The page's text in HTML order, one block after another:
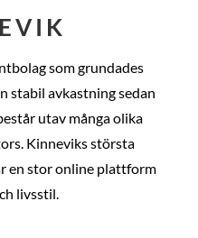
som grundades
stabil avkastning sedan
utav många olika
Kinneviks största
en stor online plattform
livsstil.